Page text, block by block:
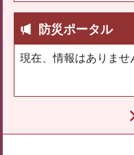
防災ポータル
現在、情報はありませ